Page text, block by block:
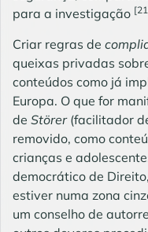
para a investigação
Criar regras de
queixas privadas
conteúdos como já
Europa. O que for
de Störer(facilitador
removido, como
crianças e
democrático de
estiver numa zona
um conselho de